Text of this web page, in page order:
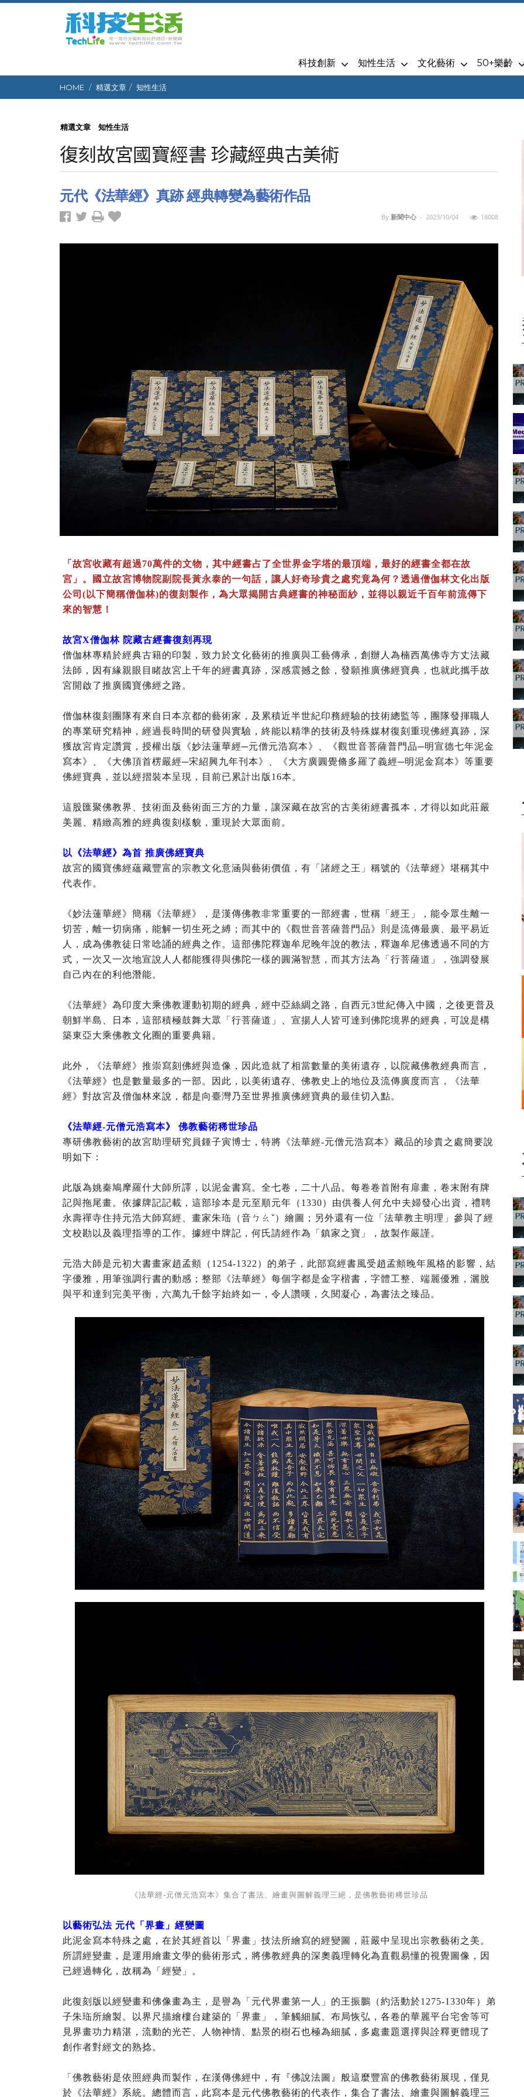
科技創新 知性生活 文化藝術 50+樂齡
HOME 精選文章 知性生活
精選文章 知性生活
復刻故宮國寶經書 珍藏經典古美術
元代《法華經》真跡 經典轉變為藝術作品
By 新聞中心 - 2023/10/04 18008
「故宮收藏有超過70萬件的文物，其中經書占了全世界金字塔的最頂端，最好的經書全都在故
宮」。國立故宮博物院副院長黃永泰的一句話，讓人好奇珍貴之處究竟為何？透過僧伽林文化出版
公司(以下簡稱僧伽林)的復刻製作，為大眾揭開古典經書的神秘面紗，並得以親近千百年前流傳下
來的智慧！
故宮X僧伽林 院藏古經書復刻再現
僧伽林專精於經典古籍的印製，致力於文化藝術的推廣與工藝傳承，創辦人為楠西萬佛寺方丈法藏
法師，因有緣親眼目睹故宮上千年的經書真跡，深感震撼之餘，發願推廣佛經寶典，也就此攜手故
宮開啟了推廣國寶佛經之路。
僧伽林復刻團隊有來自日本京都的藝術家，及累積近半世紀印務經驗的技術總監等，團隊發揮職人
的專業研究精神，經過長時間的研發與實驗，終能以精準的技術及特殊媒材復刻重現佛經真跡，深
獲故宮肯定讚賞，授權出版《妙法蓮華經─元僧元浩寫本》、《觀世音菩薩普門品─明宣德七年泥金
寫本》、《大佛頂首楞嚴經─宋紹興九年刊本》、《大方廣圓覺脩多羅了義經─明泥金寫本》等重要
佛經寶典，並以經摺裝本呈現，目前已累計出版16本。
這股匯聚佛教界、技術面及藝術面三方的力量，讓深藏在故宮的古美術經書孤本，才得以如此莊嚴
美麗、精緻高雅的經典復刻樣貌，重現於大眾面前。
以《法華經》為首 推廣佛經寶典
故宮的國寶佛經蘊藏豐富的宗教文化意涵與藝術價值，有「諸經之王」稱號的《法華經》堪稱其中
代表作。
《妙法蓮華經》簡稱《法華經》，是漢傳佛教非常重要的一部經書，世稱「經王」，能令眾生離一
切苦，離一切病痛，能解一切生死之縛；而其中的《觀世音菩薩普門品》則是流傳最廣、最平易近
人，成為佛教徒日常唸誦的經典之作。這部佛陀釋迦牟尼晚年說的教法，釋迦牟尼佛透過不同的方
式，一次又一次地宣說人人都能獲得與佛陀一樣的圓滿智慧，而其方法為「行菩薩道」，強調發展
自己內在的利他潛能。
《法華經》為印度大乘佛教運動初期的經典，經中亞絲綢之路，自西元3世紀傳入中國，之後更普及
朝鮮半島、日本，這部積極鼓舞大眾「行菩薩道」、宣揚人人皆可達到佛陀境界的經典，可說是構
築東亞大乘佛教文化圈的重要典籍。
此外，《法華經》推崇寫刻佛經與造像，因此造就了相當數量的美術遺存，以院藏佛教經典而言，
《法華經》也是數量最多的一部。因此，以美術遺存、佛教史上的地位及流傳廣度而言，《法華
經》對故宮及僧伽林來說，都是向臺灣乃至世界推廣佛經寶典的最佳切入點。
《法華經-元僧元浩寫本》 佛教藝術稀世珍品
專研佛教藝術的故宮助理研究員鍾子寅博士，特將《法華經-元僧元浩寫本》藏品的珍貴之處簡要說
明如下：
此版為姚秦鳩摩羅什大師所譯，以泥金書寫。全七卷，二十八品。每卷卷首附有扉畫，卷末附有牌
記與拖尾畫。依據牌記記載，這部珍本是元至順元年（1330）由供養人何允中夫婦發心出資，禮聘
永壽禪寺住持元浩大師寫經、畫家朱珤（音ㄅㄠˇ）繪圖；另外還有一位「法華教主明理」參與了經
文校勘以及義理指導的工作。據經中牌記，何氏請經作為「鎮家之寶」，故製作嚴謹。
元浩大師是元初大書畫家趙孟頫（1254-1322）的弟子，此部寫經書風受趙孟頫晚年風格的影響，結
字優雅，用筆強調行書的動感；整部《法華經》每個字都是金字楷書，字體工整、端麗優雅，灑脫
與平和達到完美平衡，六萬九千餘字始終如一，令人讚嘆，久閱凝心，為書法之臻品。
《法華經-元僧元浩寫本》集合了書法、繪畫與圖解義理三絕，是佛教藝術稀世珍品
以藝術弘法 元代「界畫」經變圖
此泥金寫本特殊之處，在於其經首以「界畫」技法所繪寫的經變圖，莊嚴中呈現出宗教藝術之美。
所謂經變畫，是運用繪畫文學的藝術形式，將佛教經典的深奧義理轉化為直觀易懂的視覺圖像，因
已經過轉化，故稱為「經變」。
此復刻版以經變畫和佛像畫為主，是譽為「元代界畫第一人」的王振鵬（約活動於1275-1330年）弟
子朱珤所繪製。以界尺描繪樓台建築的「界畫」，筆觸細膩、布局恢弘，各卷的華麗平台宅舍等可
見界畫功力精湛，流動的光芒、人物神情、點景的樹石也極為細膩，多處畫題選擇與詮釋更體現了
創作者對經文的熟捻。
「佛教藝術是依照經典而製作，在漢傳佛經中，有『佛說法圖』般這麼豐富的佛教藝術展現，僅見
於《法華經》系統。總體而言，此寫本是元代佛教藝術的代表作，集合了書法、繪畫與圖解義理三